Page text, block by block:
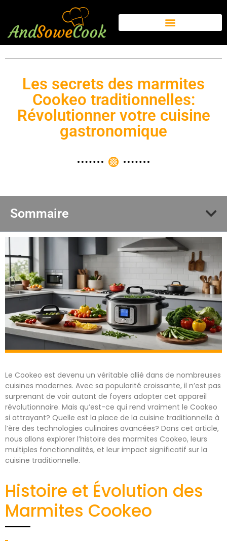
Les secrets des marmites
Cookeo traditionnelles:
Révolutionner votre cuisine
gastronomique
Sommaire
Le Cookeo est devenu un véritable allié dans de nombreuses
cuisines modernes. Avec sa popularité croissante, il n’est pas
surprenant de voir autant de foyers adopter cet appareil
révolutionnaire. Mais qu’est-ce qui rend vraiment le Cookeo
si attrayant? Quelle est la place de la cuisine traditionnelle à
l’ère des technologies culinaires avancées? Dans cet article,
nous allons explorer l’histoire des marmites Cookeo, leurs
multiples fonctionnalités, et leur impact significatif sur la
cuisine traditionnelle.
Histoire et Évolution des
Marmites Cookeo